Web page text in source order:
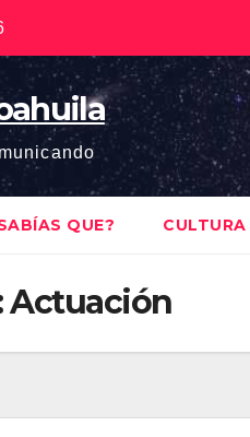
QUE? CULTURA
Actuación